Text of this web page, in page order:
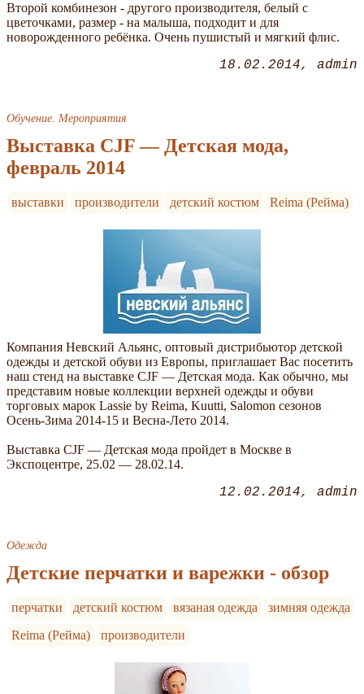
Второй комбинезон - другого производителя, белый с
цветочками, размер - на малыша, подходит и для
новорожденного ребёнка. Очень пушистый и мягкий флис.
18.02.2014 admin
Обучение. Мероприятия
Выставка CJF — Детская мода,
февраль 2014
выставки производители детский костюм Reima (Рейма)
Компания Невский Альянс, оптовый дистрибьютор детской
одежды и детской обуви из Европы, приглашает Вас посетить
наш стенд на выставке CJF — Детская мода. Как обычно, мы
представим новые коллекции верхней одежды и обуви
торговых марок Lassie by Reima, Kuutti, Salomon сезонов
Осень-Зима 2014-15 и Весна-Лето 2014.
Выставка CJF — Детская мода пройдет в Москве в
Экспоцентре, 25.02 — 28.02.14.
12.02.2014 admin
Одежда
Детские перчатки и варежки - обзор
перчатки детский костюм вязаная одежда
зимняя одежда
Reima (Рейма)
производители